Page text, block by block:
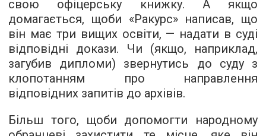
свою офіцерську книжку. А якщо
домагається, щоби «Ракурс» написав, що
він має три вищих освіти, — надати в суді
відповідні докази. Чи (якщо, наприклад,
загубив дипломи) звернутись до суду з
клопотанням про направлення
відповідних запитів до архівів.
Більш того, щоби допомогти народному